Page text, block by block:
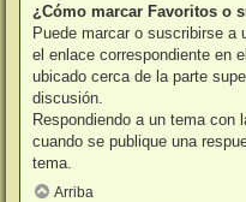
¿Cómo marcar Favoritos o
Puede marcar o suscribirse
el enlace correspondiente en
ubicado cerca de la parte
discusión.
Respondiendo a un tema con
cuando se publique una
tema.
Arriba